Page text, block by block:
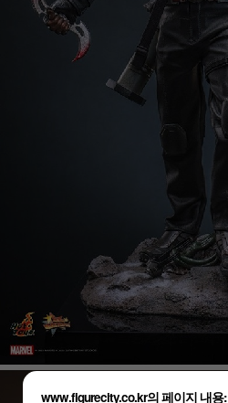
www.figurecity.co.kr의 페이지 내용: